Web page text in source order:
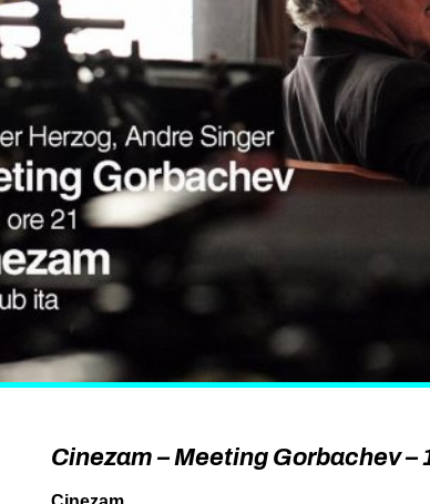
Cinezam – Meeting Gorbachev –